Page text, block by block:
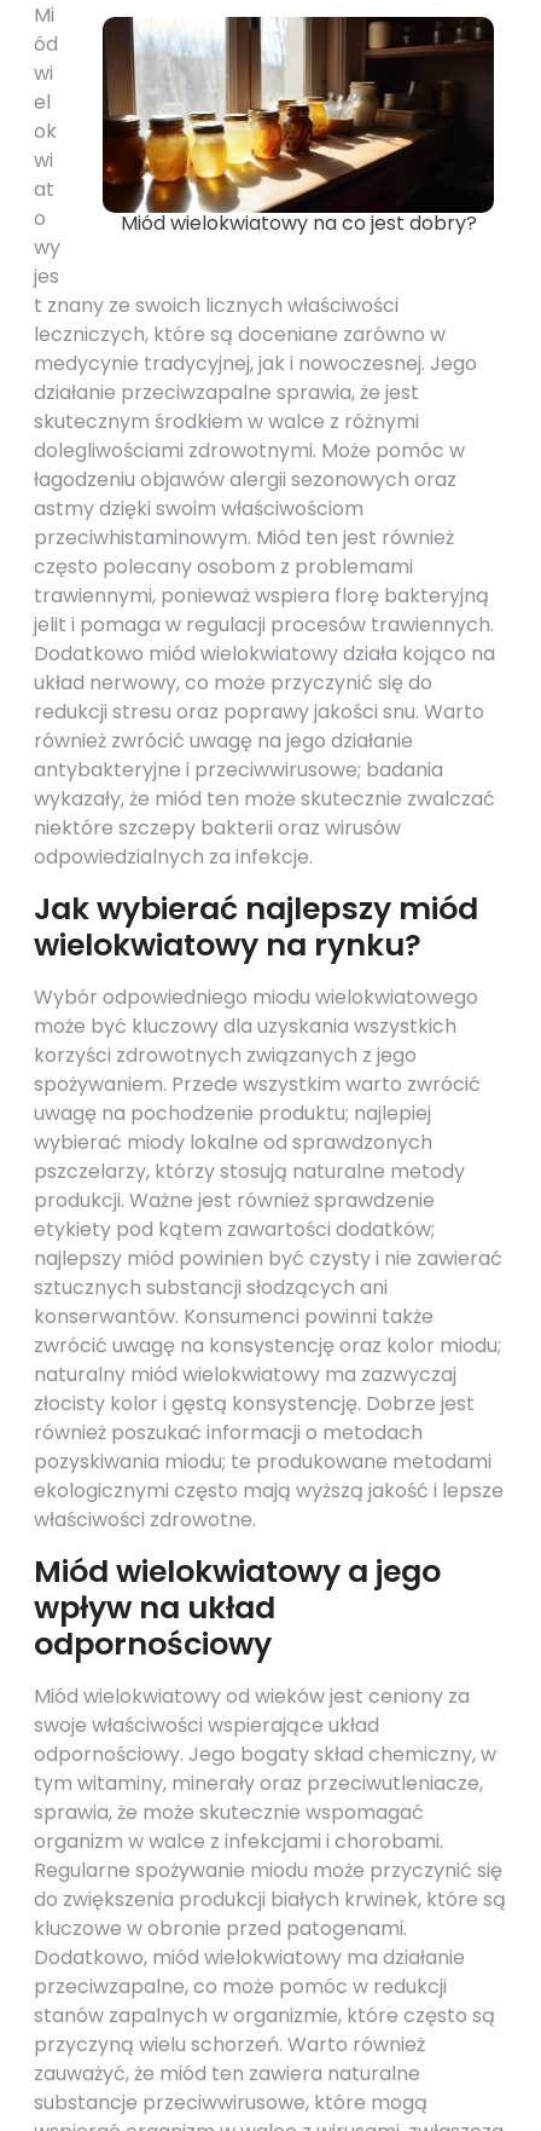
Miód wielokwiatowy na co jest dobry?
Mi
ód
wi
el
ok
wi
at
o
wy
jes
t znany ze swoich licznych właściwości
leczniczych, które są doceniane zarówno w
medycynie tradycyjnej, jak i nowoczesnej. Jego
działanie przeciwzapalne sprawia, że jest
skutecznym środkiem w walce z różnymi
dolegliwościami zdrowotnymi. Może pomóc w
łagodzeniu objawów alergii sezonowych oraz
astmy dzięki swoim właściwościom
przeciwhistaminowym. Miód ten jest również
często polecany osobom z problemami
trawiennymi, ponieważ wspiera florę bakteryjną
jelit i pomaga w regulacji procesów trawiennych.
Dodatkowo miód wielokwiatowy działa kojąco na
układ nerwowy, co może przyczynić się do
redukcji stresu oraz poprawy jakości snu. Warto
również zwrócić uwagę na jego działanie
antybakteryjne i przeciwwirusowe; badania
wykazały, że miód ten może skutecznie zwalczać
niektóre szczepy bakterii oraz wirusów
odpowiedzialnych za infekcje.
Jak wybierać najlepszy miód
wielokwiatowy na rynku?
Wybór odpowiedniego miodu wielokwiatowego
może być kluczowy dla uzyskania wszystkich
korzyści zdrowotnych związanych z jego
spożywaniem. Przede wszystkim warto zwrócić
uwagę na pochodzenie produktu; najlepiej
wybierać miody lokalne od sprawdzonych
pszczelarzy, którzy stosują naturalne metody
produkcji. Ważne jest również sprawdzenie
etykiety pod kątem zawartości dodatków;
najlepszy miód powinien być czysty i nie zawierać
sztucznych substancji słodzących ani
konserwantów. Konsumenci powinni także
zwrócić uwagę na konsystencję oraz kolor miodu;
naturalny miód wielokwiatowy ma zazwyczaj
złocisty kolor i gęstą konsystencję. Dobrze jest
również poszukać informacji o metodach
pozyskiwania miodu; te produkowane metodami
ekologicznymi często mają wyższą jakość i lepsze
właściwości zdrowotne.
Miód wielokwiatowy a jego
wpływ na układ
odpornościowy
Miód wielokwiatowy od wieków jest ceniony za
swoje właściwości wspierające układ
odpornościowy. Jego bogaty skład chemiczny, w
tym witaminy, minerały oraz przeciwutleniacze,
sprawia, że może skutecznie wspomagać
organizm w walce z infekcjami i chorobami.
Regularne spożywanie miodu może przyczynić się
do zwiększenia produkcji białych krwinek, które są
kluczowe w obronie przed patogenami.
Dodatkowo, miód wielokwiatowy ma działanie
przeciwzapalne, co może pomóc w redukcji
stanów zapalnych w organizmie, które często są
przyczyną wielu schorzeń. Warto również
zauważyć, że miód ten zawiera naturalne
substancje przeciwwirusowe, które mogą